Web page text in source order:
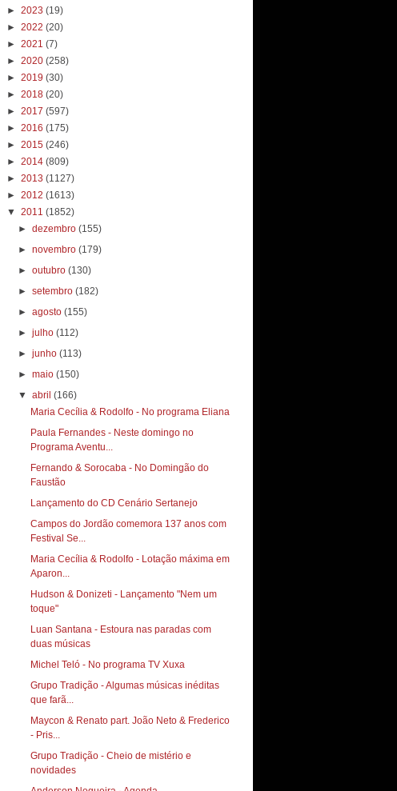
► 2023 (19)
► 2022 (20)
► 2021 (7)
► 2020 (258)
► 2019 (30)
► 2018 (20)
► 2017 (597)
► 2016 (175)
► 2015 (246)
► 2014 (809)
► 2013 (1127)
► 2012 (1613)
▼ 2011 (1852)
►dezembro(155)
►novembro(179)
►outubro(130)
►setembro(182)
►agosto(155)
►julho(112)
►junho(113)
►maio(150)
▼abril(166)
Maria Cecília & Rodolfo - No programa Eliana
Paula Fernandes - Neste domingo no
Programa Aventu...
Fernando & Sorocaba - No Domingão do
Faustão
Lançamento do CD Cenário Sertanejo
Campos do Jordão comemora 137 anos com
Festival Se...
Maria Cecília & Rodolfo - Lotação máxima em
Aparon...
Hudson & Donizeti - Lançamento "Nem um
toque"
Luan Santana - Estoura nas paradas com
duas músicas
Michel Teló - No programa TV Xuxa
Grupo Tradição - Algumas músicas inéditas
que farã...
Maycon & Renato part. João Neto & Frederico
- Pris...
Grupo Tradição - Cheio de mistério e
novidades